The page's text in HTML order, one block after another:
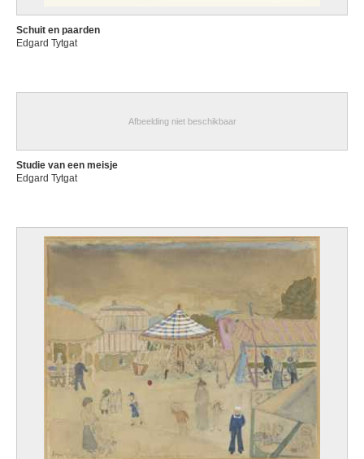
Schuit en paarden
Edgard Tytgat
Afbeelding niet beschikbaar
Studie van een meisje
Edgard Tytgat